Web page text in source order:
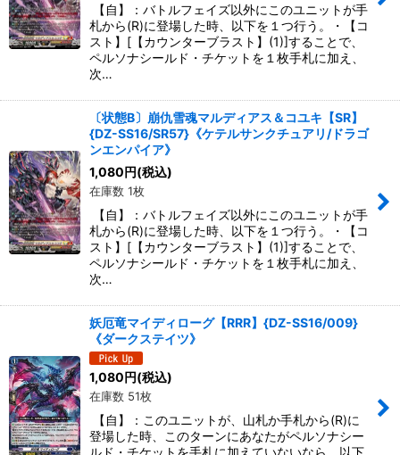
【自】：バトルフェイズ以外にこのユニットが手
札から(R)に登場した時、以下を１つ行う。・【コ
スト】[【カウンターブラスト】(1)]することで、
ペルソナシールド・チケットを１枚手札に加え、
次…
〔状態B〕崩仇雪魂マルディアス＆コユキ【SR】
{DZ-SS16/SR57}《ケテルサンクチュアリ/ドラゴ
ンエンパイア》
1,080円(税込)
在庫数 1枚
【自】：バトルフェイズ以外にこのユニットが手
札から(R)に登場した時、以下を１つ行う。・【コ
スト】[【カウンターブラスト】(1)]することで、
ペルソナシールド・チケットを１枚手札に加え、
次…
妖厄竜マイディローグ【RRR】{DZ-SS16/009}
《ダークステイツ》
1,080円(税込)
在庫数 51枚
【自】：このユニットが、山札か手札から(R)に
登場した時、このターンにあなたがペルソナシー